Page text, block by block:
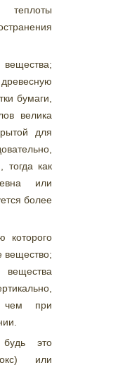
бумаги,
велика
для
тогда как
или
более
вещество;
чем при
будь это
или